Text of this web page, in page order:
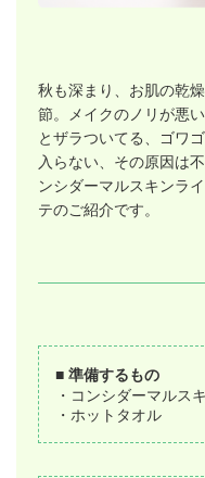
秋も深まり、お肌の乾
節。メイクのノリが悪
とザラついてる、ゴワ
入らない、その原因は
ンシダーマルスキンラ
テのご紹介です。
■ 準備するもの
・コンシダーマルス
・ホットタオル